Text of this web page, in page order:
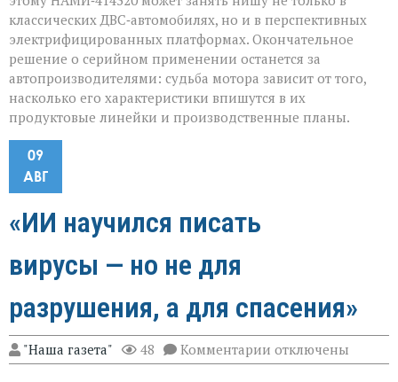
классических ДВС‑автомобилях, но и в перспективных
электрифицированных платформах. Окончательное
решение о серийном применении останется за
автопроизводителями: судьба мотора зависит от того,
насколько его характеристики впишутся в их
продуктовые линейки и производственные планы.
09
АВГ
«ИИ научился писать
вирусы — но не для
разрушения, а для спасения»
"Наша газета" 48 Комментарии к
записи
отключены